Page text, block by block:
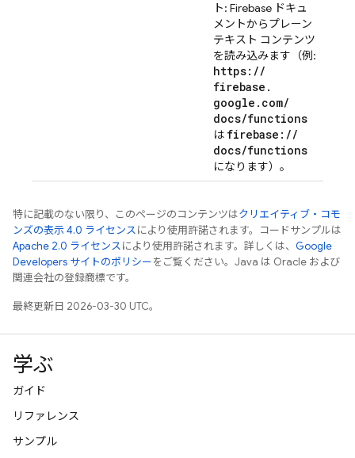
ト: Firebase ドキュ
メントからプレーン
テキスト コンテンツ
を読み込みます（例:
https: //
firebase .
google . com/
docs/functions
は firebase: //
docs/functions
になります）。
特に記載のない限り、このページのコンテンツはクリエイティブ・コモ
ンズの表示 4.0 ライセンスにより使用許諾されます。コードサンプルは
Apache 2.0 ライセンスにより使用許諾されます。詳しくは、 Google
Developers サイトのポリシーをご覧ください。Java は Oracle および
関連会社の登録商標です。
最終更新日 2026-03-30 UTC。
学ぶ
ガイド
リファレンス
サンプル